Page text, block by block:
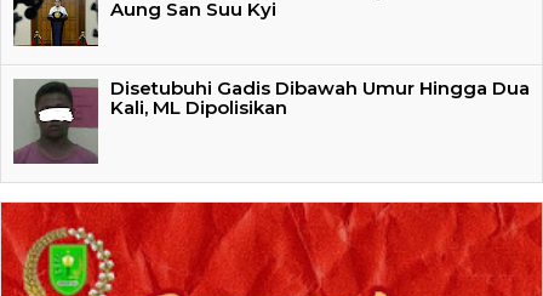
Aung San Suu Kyi
Disetubuhi Gadis Dibawah Umur Hingga Dua
Kali, ML Dipolisikan